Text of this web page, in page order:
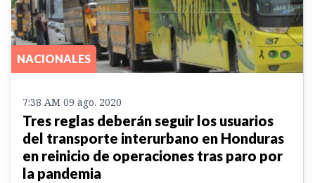
NACIONALES
7:38 AM 09 ago. 2020
Tres reglas deberán seguir los usuarios
del transporte interurbano en Honduras
en reinicio de operaciones tras paro por
la pandemia